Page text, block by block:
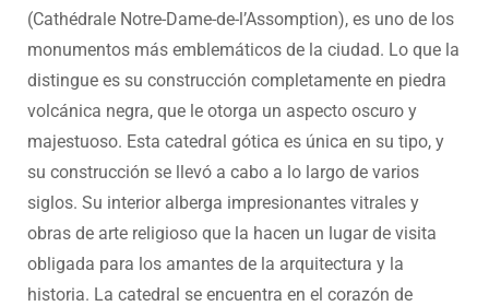
(Cathédrale Notre-Dame-de-l’Assomption), es uno de los
monumentos más emblemáticos de la ciudad. Lo que la
distingue es su construcción completamente en piedra
volcánica negra, que le otorga un aspecto oscuro y
majestuoso. Esta catedral gótica es única en su tipo, y
su construcción se llevó a cabo a lo largo de varios
siglos. Su interior alberga impresionantes vitrales y
obras de arte religioso que la hacen un lugar de visita
obligada para los amantes de la arquitectura y la
historia. La catedral se encuentra en el corazón de